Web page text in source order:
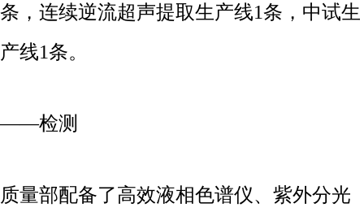
条，连续逆流超声提取生产线1条，中试生
产线1条。
——检测
质量部配备了高效液相色谱仪、紫外分光